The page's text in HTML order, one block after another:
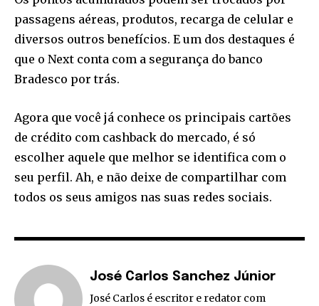
passagens aéreas, produtos, recarga de celular e
diversos outros benefícios. E um dos destaques é
que o Next conta com a segurança do banco
Bradesco por trás.
Agora que você já conhece os principais cartões
de crédito com cashback do mercado, é só
escolher aquele que melhor se identifica com o
seu perfil. Ah, e não deixe de compartilhar com
todos os seus amigos nas suas redes sociais.
José Carlos Sanchez Júnior
José Carlos é escritor e redator com